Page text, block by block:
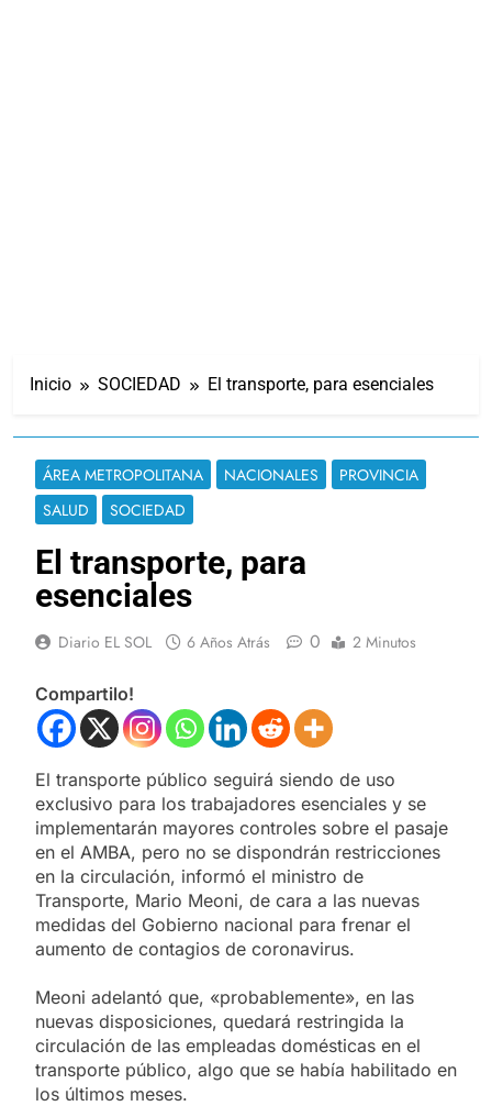
Inicio SOCIEDAD El transporte, para esenciales
ÁREA METROPOLITANA NACIONALES
PROVINCIA
SALUD
SOCIEDAD
El transporte, para
esenciales
Diario EL SOL 6 Años Atrás 0 2 Minutos
Compartilo!
El transporte público seguirá siendo de uso
exclusivo para los trabajadores esenciales y se
implementarán mayores controles sobre el pasaje
en el AMBA, pero no se dispondrán restricciones
en la circulación, informó el ministro de
Transporte, Mario Meoni, de cara a las nuevas
medidas del Gobierno nacional para frenar el
aumento de contagios de coronavirus.
Meoni adelantó que, «probablemente», en las
nuevas disposiciones, quedará restringida la
circulación de las empleadas domésticas en el
transporte público, algo que se había habilitado en
los últimos meses.